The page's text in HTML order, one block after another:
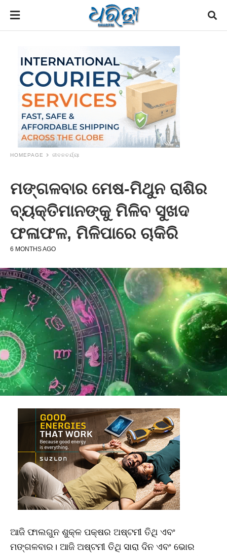
HOMEPAGE ଜୀବନଚର୍ଯ୍ୟା
ମଙ୍ଗଳବାର ମେଷ-ମିଥୁନ ରାଶିର
ବ୍ୟକ୍ତିମାନଙ୍କୁ ମିଳିବ ସୁଖଦ
ଫଳାଫଳ, ମିଳିପାରେ ଚାକିରି
6 MONTHS AGO
ଆଜି ଫାଲଗୁନ ଶୁକ୍ଳ ପକ୍ଷର ଅଷ୍ଟମୀ ତିଥି ଏବଂ
ମଙ୍ଗଳବାର। ଆଜି ଅଷ୍ଟମୀ ତିଥି ସାରା ଦିନ ଏବଂ ଭୋର